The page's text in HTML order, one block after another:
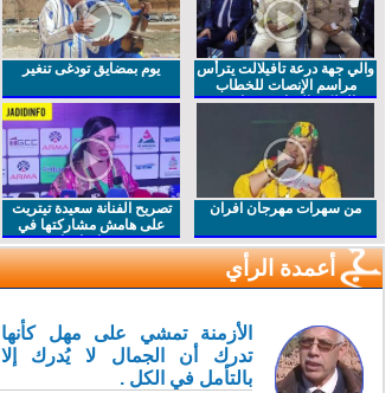
والي جهة درعة تافيلالت يترأس
مراسم الإنصات للخطاب
الملكي السامي بمناسبة
يوم بمضايق تودغى تنغير
من سهرات مهرجان افران
تصريح الفنانة سعيدة تيتريت
على هامش مشاركتها في
مهرجان افران
أعمدة الرأي
الأزمنة تمشي على مهل كأنها
تدرك أن الجمال لا يُدرك إلا
بالتأمل في الكل .